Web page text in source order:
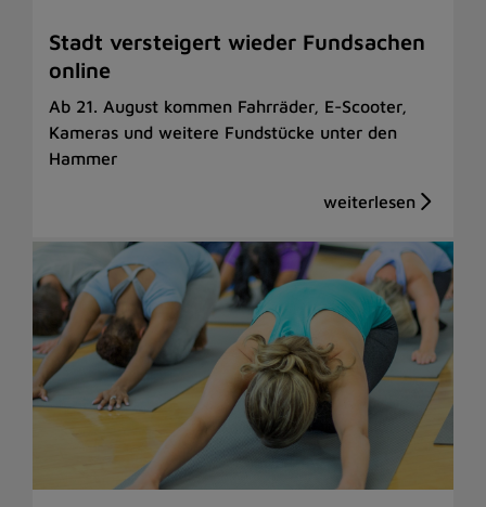
Stadt versteigert wieder Fundsachen
online
Ab 21. August kommen Fahrräder, E-Scooter,
Kameras und weitere Fundstücke unter den
Hammer